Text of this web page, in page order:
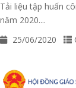
Tải liệu tập huấn
năm 2020....
25/06/2020